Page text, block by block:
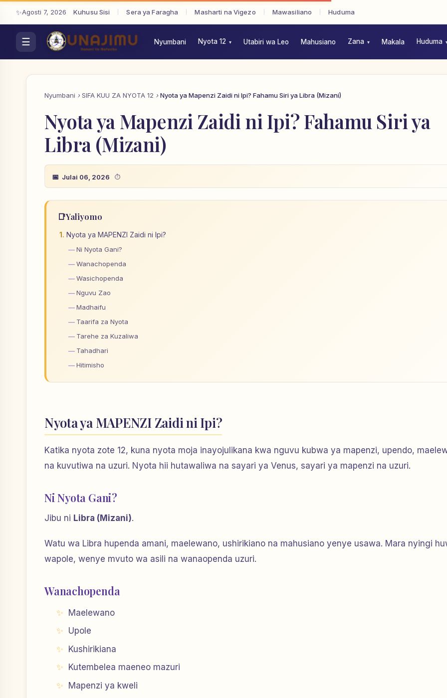
Agosti 7, 2026 Kuhusu Sisi Sera ya Faragha Masharti na Vigezo Mawasiliano Huduma
Nyumbani Nyota 12 Utabiri wa Leo Mahusiano Zana Makala Huduma
Nyumbani SIFA KUU ZA NYOTA 12 Nyota ya Mapenzi Zaidi ni Ipi? Fahamu Siri ya Libra (Mizani)
Nyota ya Mapenzi Zaidi ni Ipi? Fahamu Siri ya
Libra (Mizani)
Julai 06, 2026
📑Yaliyomo
Nyota ya MAPENZI Zaidi ni Ipi?
Ni Nyota Gani?
Wanachopenda
Wasichopenda
Nguvu Zao
Madhaifu
Taarifa za Nyota
Tarehe za Kuzaliwa
Tahadhari
Hitimisho
Nyota ya MAPENZI Zaidi ni Ipi?
Katika nyota zote 12, kuna nyota moja inayojulikana kwa nguvu kubwa ya mapenzi, upendo,
na kuvutiwa na uzuri. Nyota hii hutawaliwa na sayari ya Venus, sayari ya mapenzi na uzuri.
Ni Nyota Gani?
Jibu ni Libra (Mizani).
Watu wa Libra hupenda amani, maelewano, ushirikiano na mahusiano yenye usawa. Mara nyingi
wapole, wenye mvuto wa asili na wanaopenda uzuri.
Wanachopenda
Maelewano
Upole
Kushirikiana
Kutembelea maeneo mazuri
Mapenzi ya kweli